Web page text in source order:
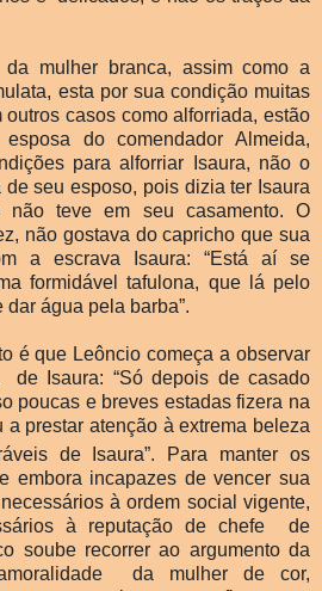
da mulher branca, assim como a
esta por sua condição muitas
casos como alforriada, estão
do comendador Almeida,
para alforriar Isaura, não o
seu esposo, pois dizia ter Isaura
teve em seu casamento. O
não gostava do capricho que sua
a escrava Isaura: “Está aí se
formidável tafulona, que lá pelo
água pela barba”.
é que Leôncio começa a observar
Isaura: “Só depois de casado
poucas e breves estadas fizera na
a prestar atenção à extrema beleza
de Isaura”.
Para manter os
embora incapazes de vencer sua
à ordem social vigente,
à reputação de chefe de
soube recorrer ao argumento da
da mulher de cor,